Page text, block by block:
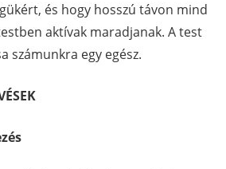
és hogy hosszú távon mind
aktívak maradjanak. A test
számunkra egy egész.